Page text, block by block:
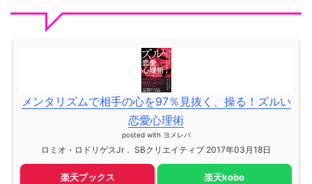
メンタリズムで相手の心を97％見抜く、操る！ズルい
恋愛心理術
posted with ヨメレバ
ロミオ・ロドリゲスJr． SBクリエイティブ 2017年03月18日
楽天ブックス 楽天kobo